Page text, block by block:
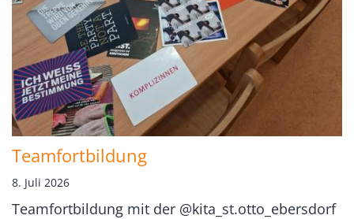
Teamfortbildung
8. Juli 2026
Teamfortbildung mit der @kita_st.otto_ebersdorf